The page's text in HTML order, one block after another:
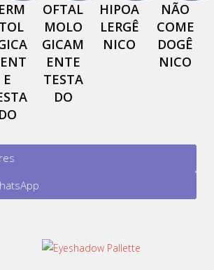
E
DO
OFTAL
MOLO
GICAM
ENTE
TESTA
DO
HIPOA
LERGÊ
NICO
NÃO
COME
DOGÊ
NICO